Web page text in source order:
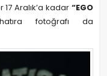
Aralık’a kadar “EGO
fotoğrafı da